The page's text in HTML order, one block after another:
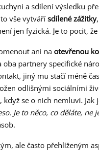
a sdílení výsledku
vše vytvářísdílené zážitky
jen fyzická. Je to pocit,
ani na otevřenou
oba partnery specifické
jiný mu stačí méně
odlišnými sociálními
když se o nich nemluví.
Je to něco, co děláte, ne
ale často přehlíženým